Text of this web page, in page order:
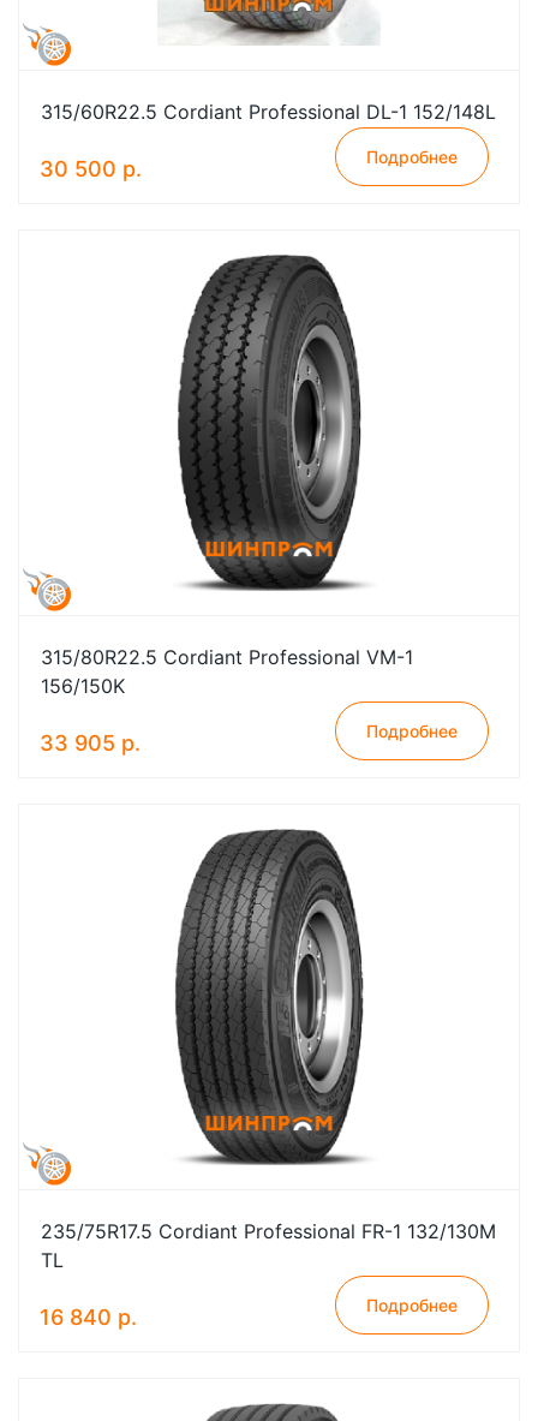
315/60R22.5 Cordiant Professional DL-1 152/148L
30 500 р. Подробнее
315/80R22.5 Cordiant Professional VM-1
156/150K
33 905 р. Подробнее
235/75R17.5 Cordiant Professional FR-1 132/130M
TL
16 840 р. Подробнее